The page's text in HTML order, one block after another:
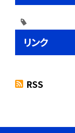
リンク
RSS